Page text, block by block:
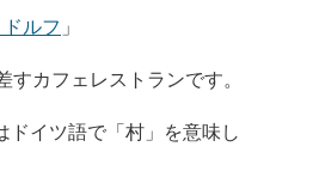
ルフ 」
すカフェレストランです。
ドイツ語で「村」を意味し